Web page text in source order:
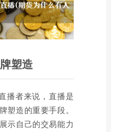
塑造
播者来说，直播是
塑造的重要手段。
示自己的交易能力